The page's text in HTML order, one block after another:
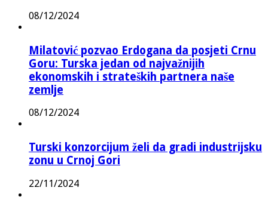
08/12/2024
Milatović pozvao Erdogana da posjeti Crnu
Goru: Turska jedan od najvažnijih
ekonomskih i strateških partnera naše
zemlje
08/12/2024
Turski konzorcijum želi da gradi industrijsku
zonu u Crnoj Gori
22/11/2024